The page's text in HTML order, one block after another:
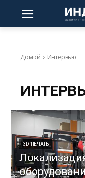
Домой Интервью
3D-ПЕЧАТЬ